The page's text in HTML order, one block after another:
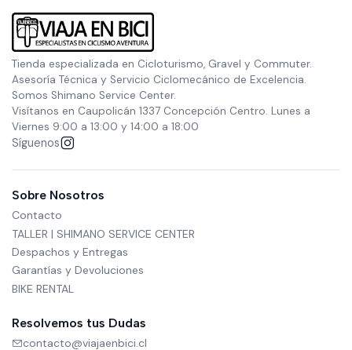
Tienda especializada en Cicloturismo, Gravel y Commuter.
Asesoría Técnica y Servicio Ciclomecánico de Excelencia.
Somos Shimano Service Center.
Visítanos en Caupolicán 1337 Concepción Centro. Lunes a
Viernes 9:00 a 13:00 y 14:00 a 18:00
Síguenos
Sobre Nosotros
Contacto
TALLER | SHIMANO SERVICE CENTER
Despachos y Entregas
Garantías y Devoluciones
BIKE RENTAL
Resolvemos tus Dudas
contacto@viajaenbici.cl